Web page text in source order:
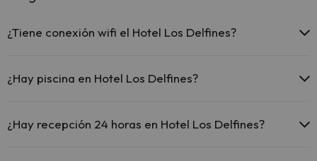
¿Tiene conexión wifi el Hotel Los Delfines?
comunes.
¿Hay piscina en Hotel Los Delfines?
pago) Aquí tienes más info sobre la piscina y otras instalaciones.
¿Hay recepción 24 horas en Hotel Los Delfines?